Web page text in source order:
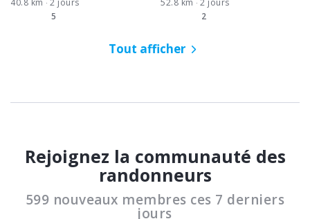
40.8 km
2 jours
5
52.8 km
2 jours
2
Tout afficher
Rejoignez la communauté des
randonneurs
599 nouveaux membres ces 7 derniers
jours